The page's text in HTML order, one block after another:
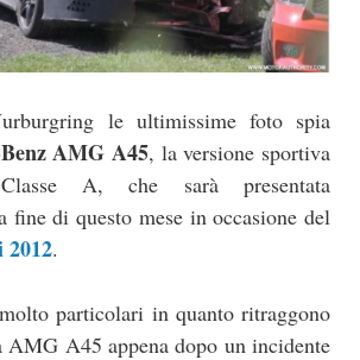
le ultimissime foto spia
AMG A45, la versione sportiva
A, che sarà presentata
fine di questo mese in occasione del
2012.
particolari in quanto ritraggono
A45 appena dopo un incidente